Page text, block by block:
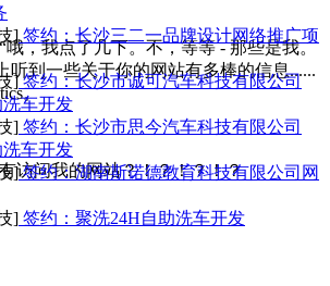
哦，我点了几下。不，等等 - 那些是我。
听到一些关于你的网站有多棒的信息......
。
访问我的网站？！？！？！？
]签约：长沙三二一品牌设计网络推广项
]签约：长沙市诚可汽车科技有限公司
车开发
] 签约：长沙市思今汽车科技有限公司
洗车开发
]签约：湖南斯诺德教育科技有限公司网
] 签约：聚洗24H自助洗车开发